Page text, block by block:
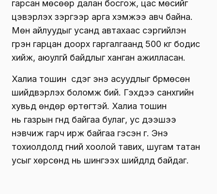
гарсан мөсөөр далан босгож, цас мөсийг
цэвэрлэх зэргээр арга хэмжээ авч байна.
Мөн айлуудыг усанд автахаас сэргийлэн
гүүрэн гарцан доорх гаргалгаанд 500 кг бодис
хийж, аюулгүй байдлыг ханган ажилласан.
Халиа тошин үүсдэг энэ асуудлыг бүрмөсөн
шийдвэрлэх боломж бий. Гэхдээ санхүүгийн
хувьд өндөр өртөгтэй. Халиа тошин
нь газрын гүнд байгаа булаг, ус дээшээ
нэвчиж гарч ирж байгаа гэсэн үг. Энэ
тохиолдолд гүний хоолой тавих, шугам татан
усыг хөрсөнд нь шингээх шийдлүүд байдаг.